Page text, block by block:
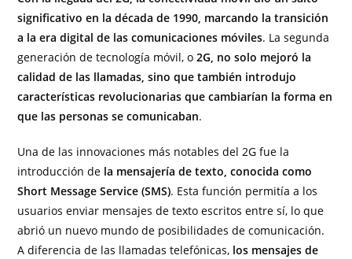
significativo en la década de 1990, marcando la transición
a la era digital de las comunicaciones móviles. La segunda
generación de tecnología móvil, o2G, no solo mejoró la
calidad de las llamadas, sino que también introdujo
características revolucionarias que cambiarían la forma en
que las personas se comunicaban.
Una de las innovaciones más notables del 2G fue la
introducción de la mensajería de texto, conocida como
Short Message Service (SMS). Esta función permitía a los
usuarios enviar mensajes de texto escritos entre sí, lo que
abrió un nuevo mundo de posibilidades de comunicación.
A diferencia de las llamadas telefónicas, los mensajes de